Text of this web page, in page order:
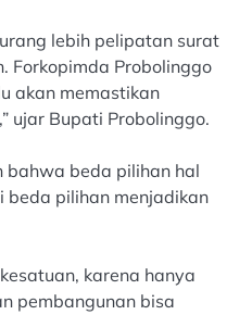
lebih pelipatan surat
Forkopimda Probolinggo
akan memastikan
ujar Bupati Probolinggo.
bahwa beda pilihan hal
pilihan menjadikan
karena hanya
pembangunan bisa